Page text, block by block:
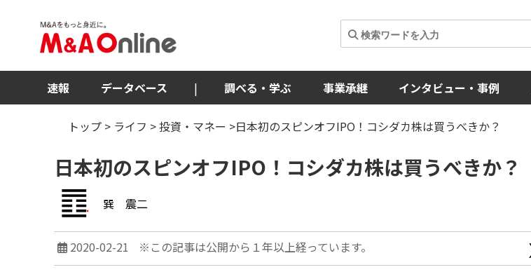
速報 データベース | 調べる・学ぶ 事業承継 インタビュー・事例
トップ > ライフ >投資・マネー >日本初のスピンオフIPO！コシダカ株は買うべきか？
日本初のスピンオフIPO！コシダカ株は買うべきか？
巽 震二
2020-02-21 ※この記事は公開から１年以上経っています。